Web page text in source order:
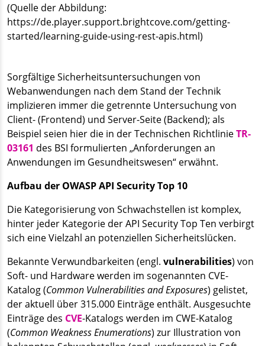
(Quelle der Abbildung:
https://de.player.support.brightcove.com/getting-
started/learning-guide-using-rest-apis.html)
Sorgfältige Sicherheitsuntersuchungen von
Webanwendungen nach dem Stand der Technik
implizieren immer die getrennte Untersuchung von
Client- (Frontend) und Server-Seite (Backend); als
Beispiel seien hier die in der Technischen RichtlinieTR-
03161 des BSI formulierten „Anforderungen an
Anwendungen im Gesundheitswesen“ erwähnt.
Aufbau der OWASP API Security Top 10
Die Kategorisierung von Schwachstellen ist komplex,
hinter jeder Kategorie der API Security Top Ten verbirgt
sich eine Vielzahl an potenziellen Sicherheitslücken.
Bekannte Verwundbarkeiten (engl. vulnerabilities) von
Soft- und Hardware werden im sogenannten CVE-
Katalog (Common Vulnerabilities and Exposures) gelistet,
der aktuell über 315.000 Einträge enthält. Ausgesuchte
Einträge des CVE-Katalogs werden im CWE-Katalog
(Common Weakness Enumerations) zur Illustration von